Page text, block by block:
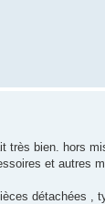
très bien. hors
et autres
détachées ,